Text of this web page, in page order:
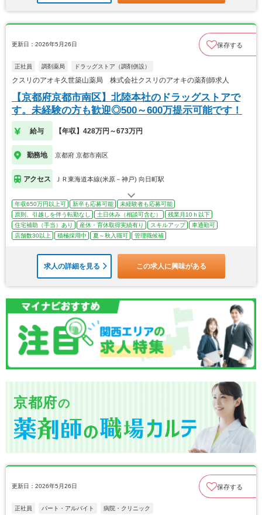
更新日：2026年5月26日 保存する
正社員 調剤薬局 ドラッグストア（調剤併設）
クスリのアオキ久世築山薬局 株式会社クスリのアオキの薬剤師求人
【京都府京都市南区】北陸本社のドラッグストアで
す。未経験の方も歓迎◎500～600万提示可能です！
給与 【年収】428万円～673万円
勤務地 京都府 京都市南区
アクセス ＪＲ東海道本線(米原－神戸) 向日町駅
年収650万円以上可 新卒も応募可能
未経験者も応募可能
原則、引越しを伴う転勤なし
土日休み（相談可含む）
残業月10ｈ以下
住宅補助（手当）あり
産休・育休取得実績有り スキルアップ
車通勤可
店舗数30以上
積極採用中 夏～秋入職可 管理職候補
求人の詳細を見る この求人に興味がある
京都府の
更新日：2026年5月26日 保存する
正社員 パート・アルバイト 病院・クリニック